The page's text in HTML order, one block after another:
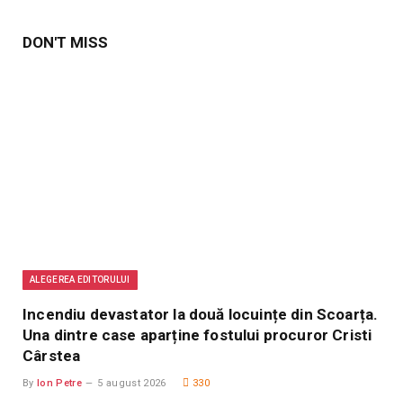
DON'T MISS
ALEGEREA EDITORULUI
Incendiu devastator la două locuințe din Scoarța.
Una dintre case aparține fostului procuror Cristi
Cârstea
By Ion Petre 5 august 2026 330